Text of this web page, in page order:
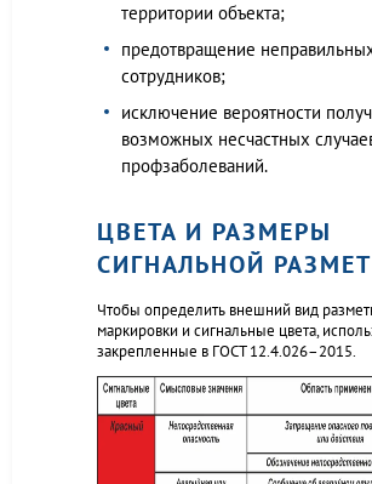
территории объекта;
предотвращение
сотрудников;
исключение вероятности
возможных несчастных
профзаболеваний.
ЦВЕТА И РАЗМЕРЫ
СИГНАЛЬНОЙ
Чтобы определить внешний вид
маркировки и сигнальные цвета,
закрепленные в ГОСТ 12.4.026–2015.